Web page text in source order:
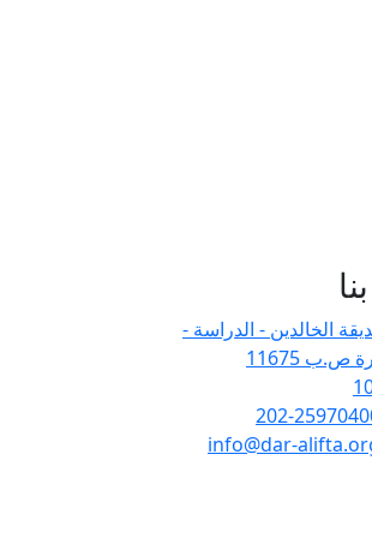
الخالدين - الدراسة -
ص.ب 11675
202-
info@dar-